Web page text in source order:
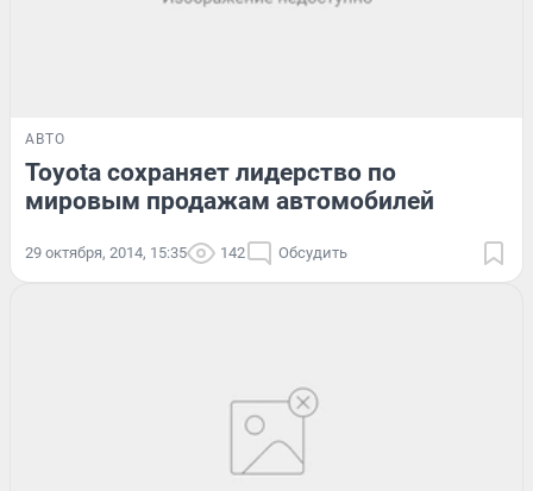
АВТО
Toyota сохраняет лидерство по
мировым продажам автомобилей
29 октября, 2014, 15:35 142 Обсудить